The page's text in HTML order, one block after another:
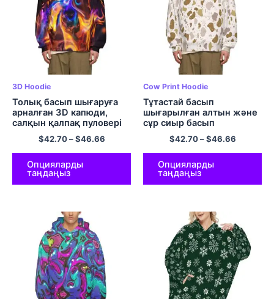
3D Hoodie
Толық басып шығаруға
арналған 3D капюди,
салқын қалпақ пуловері
$42.70–$46.66
Опцияларды
таңдаңыз
Cow Print Hoodie
Тұтастай басып
шығарылған алтын және
сұр сиыр басып
шығаратын капюстер
қалталы пуловер
капюшон
$42.70–$46.66
Опцияларды
таңдаңыз